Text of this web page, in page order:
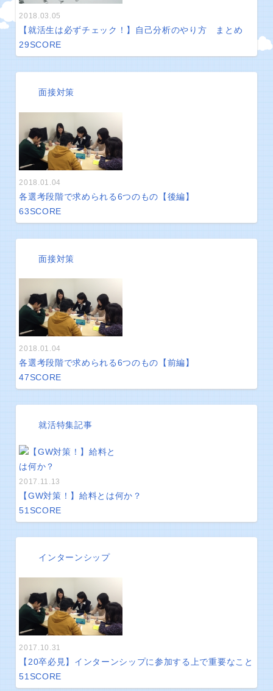
2018.03.05
【就活生は必ずチェック！】自己分析のやり方 まとめ
29SCORE
面接対策
2018.01.04
各選考段階で求められる6つのもの【後編】
63SCORE
面接対策
2018.01.04
各選考段階で求められる6つのもの【前編】
47SCORE
就活特集記事
2017.11.13
【GW対策！】給料とは何か？
51 SCORE
インターンシップ
2017.10.31
【20卒必見】インターンシップに参加する上で重要なこと
51SCORE